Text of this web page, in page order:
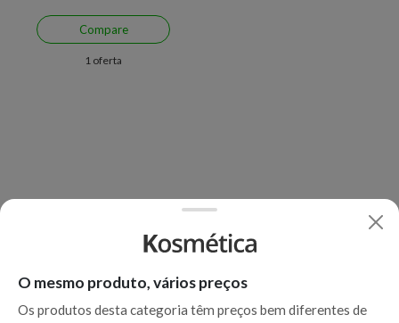
Compare
1 oferta
O mesmo produto, vários preços
Os produtos desta categoria têm preços bem diferentes de